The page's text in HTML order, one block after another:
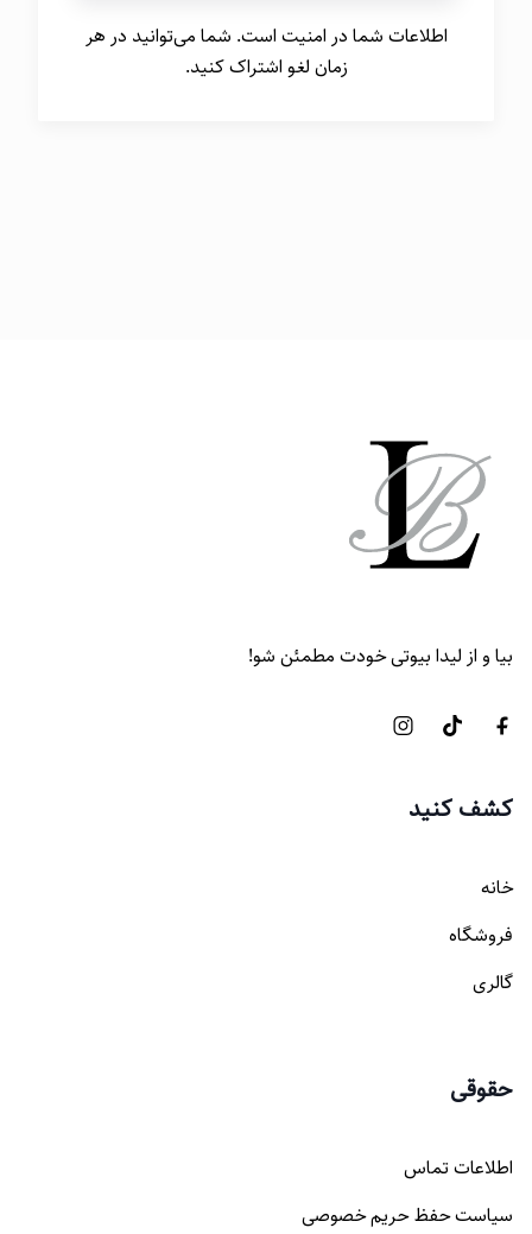
اطلاعات شما در امنیت است. شما می‌توانید در هر
زمان لغو اشتراک کنید.
بیا و از لیدا بیوتی خودت مطمئن شو!
کشف کنید
خانه
فروشگاه
گالری
حقوقی
اطلاعات تماس
سیاست حفظ حریم خصوصی